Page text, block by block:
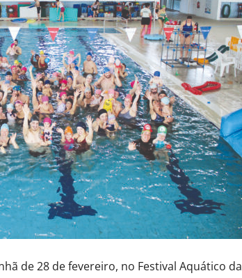
de 28 de fevereiro, no Festival Aquático da